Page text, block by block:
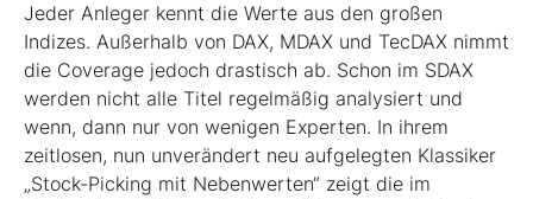
Jeder Anleger kennt die Werte aus den großen
Indizes. Außerhalb von DAX, MDAX und TecDAX nimmt
die Coverage jedoch drastisch ab. Schon im SDAX
werden nicht alle Titel regel­mäßig analysiert und
wenn, dann nur von wenigen Experten. In ihrem
zeitlosen, nun unverändert neu aufgelegten Klassiker
„Stock-Picking mit Nebenwerten“ zeigt die im